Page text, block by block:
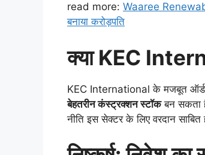
read more: Waaree
बनाया करोड़पति
क्या KEC
KEC International के मजबूत ऑर्डर
बेहतरीन कंस्ट्रक्शन स्टॉकबन सकता
नीति इस सेक्टर के लिए वरदान साबित